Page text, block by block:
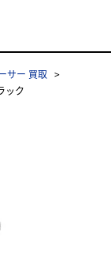
サー 買取
ック